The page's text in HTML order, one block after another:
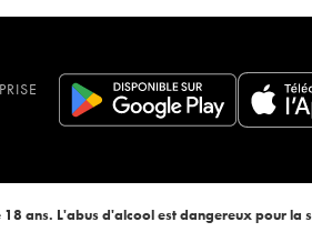
ans. L'abus d'alcool est dangereux pour la